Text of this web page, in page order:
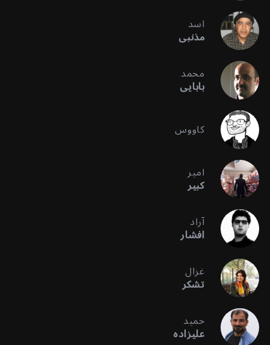
اسد
مذنبی
محمد
بابایی
کاووس
امیر
کبیر
آراد
افشار
غزال
تشکر
حمید
علیزاده